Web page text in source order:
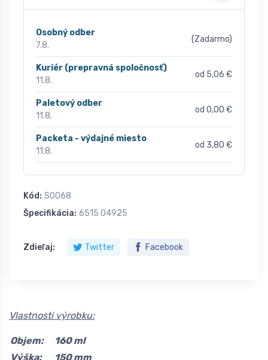
Osobný odber
7.8.
(Zadarmo)
Kuriér (prepravná spoločnosť)
11.8.
od 5,06 €
Paletový odber
11.8.
od 0,00 €
Packeta - výdajné miesto
11.8.
od 3,80 €
Kód: S0068
Špecifikácia: 6515 04925
Zdieľaj: Twitter Facebook
Vlastnosti výrobku:
Objem:
160 ml
Výška:
150 mm